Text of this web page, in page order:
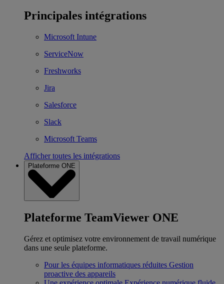
Principales intégrations
Microsoft Intune
ServiceNow
Freshworks
Jira
Salesforce
Slack
Microsoft Teams
Afficher toutes les intégrations
Plateforme ONE
Plateforme TeamViewer ONE
Gérez et optimisez votre environnement de travail numérique
dans une seule plateforme.
Pour les équipes informatiques réduites Gestion
proactive des appareils